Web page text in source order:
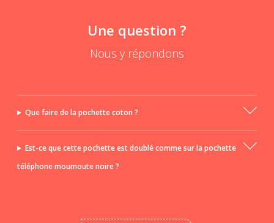
Une question ?
Nous y répondons
Que faire de la pochette coton ?
Est-ce que cette pochette est doublé comme sur la pochette
téléphone moumoute noire ?